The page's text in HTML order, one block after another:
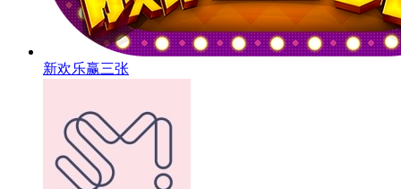
新欢乐赢三张